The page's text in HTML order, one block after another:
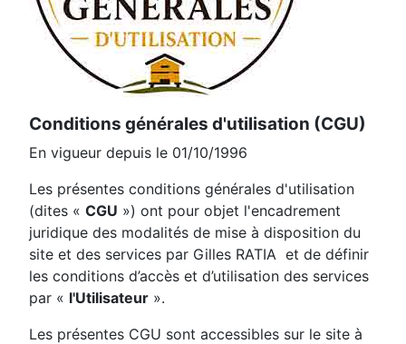
Conditions générales d'utilisation (CGU)
En vigueur depuis le 01/10/1996
Les présentes conditions générales d'utilisation
(dites « CGU ») ont pour objet l'encadrement
juridique des modalités de mise à disposition du
site et des services par Gilles RATIA et de définir
les conditions d’accès et d’utilisation des services
par « l'Utilisateur ».
Les présentes CGU sont accessibles sur le site à